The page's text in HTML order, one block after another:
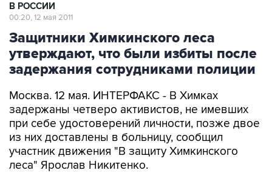
В РОССИИ
00:20, 12 мая 2011
Защитники Химкинского леса
утверждают, что были избиты после
задержания сотрудниками полиции
Москва. 12 мая. ИНТЕРФАКС - В Химках
задержаны четверо активистов, не имевших
при себе удостоверений личности, позже двое
из них доставлены в больницу, сообщил
участник движения "В защиту Химкинского
леса" Ярослав Никитенко.